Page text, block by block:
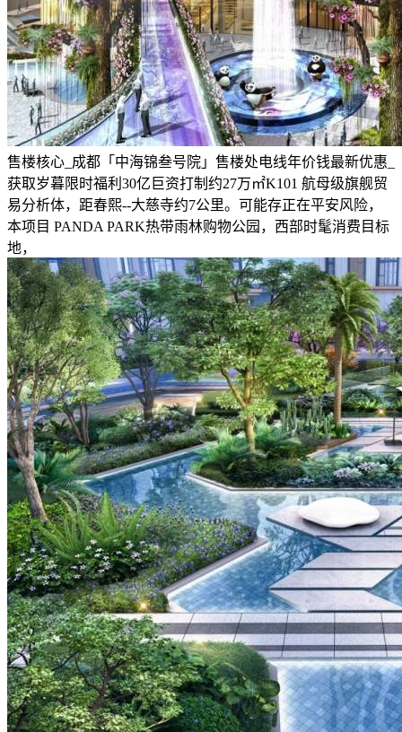
售楼核心_成都「中海锦叁号院」售楼处电线年价钱最新优惠_
获取岁暮限时福利30亿巨资打制约27万㎡K101 航母级旗舰贸
易分析体，距春熙--大慈寺约7公里。可能存正在平安风险，
本项目 PANDA PARK热带雨林购物公园，西部时髦消费目标
地，